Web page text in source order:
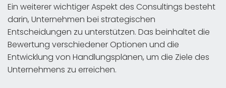
Ein weiterer wichtiger Aspekt des Consultings besteht
darin, Unternehmen bei strategischen
Entscheidungen zu unterstützen. Das beinhaltet die
Bewertung verschiedener Optionen und die
Entwicklung von Handlungsplänen, um die Ziele des
Unternehmens zu erreichen.